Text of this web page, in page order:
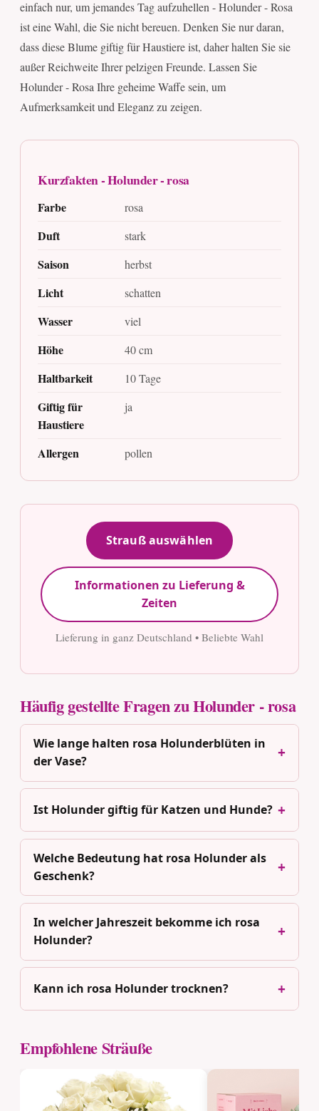
einfach nur, um jemandes Tag aufzuhellen - Holunder - Rosa
ist eine Wahl, die Sie nicht bereuen. Denken Sie nur daran,
dass diese Blume giftig für Haustiere ist, daher halten Sie sie
außer Reichweite Ihrer pelzigen Freunde. Lassen Sie
Holunder - Rosa Ihre geheime Waffe sein, um
Aufmerksamkeit und Eleganz zu zeigen.
Kurzfakten - Holunder - rosa
Farbe rosa
Duft stark
Saison herbst
Licht schatten
Wasser viel
Höhe 40 cm
Haltbarkeit 10 Tage
Giftig für
Haustiere
ja
Allergen pollen
Strauß auswählen
Informationen zu Lieferung &
Zeiten
Lieferung in ganz Deutschland • Beliebte Wahl
Häufig gestellte Fragen zu Holunder - rosa
Wie lange halten rosa Holunderblüten in
der Vase?
Ist Holunder giftig für Katzen und Hunde?
Welche Bedeutung hat rosa Holunder als
Geschenk?
In welcher Jahreszeit bekomme ich rosa
Holunder?
Kann ich rosa Holunder trocknen?
Empfohlene Sträuße